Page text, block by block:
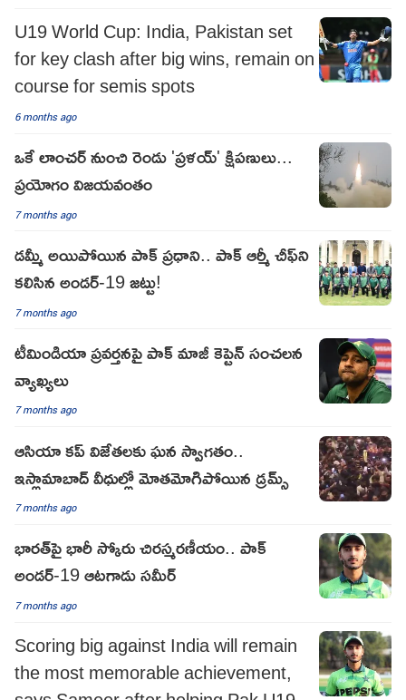
U19 World Cup: India, Pakistan set
for key clash after big wins, remain on
course for semis spots
6 months ago
ఒకే లాంచర్ నుంచి రెండు 'ప్రళయ్' క్షిపణులు...
ప్రయోగం విజయవంతం
7 months ago
డమ్మీ అయిపోయిన పాక్ ప్రధాని.. పాక్ ఆర్మీ చీఫ్⁬ని
కలిసిన అండర్-19 జట్టు!
7 months ago
టీమిండియా ప్రవర్తనపై పాక్ మాజీ కెప్టెన్ సంచలన
వ్యాఖ్యలు
7 months ago
ఆసియా క‌ప్ విజేత‌లకు ఘ‌న స్వాగ‌తం..
ఇస్లామాబాద్ వీధుల్లో మోతమోగిపోయిన డ్రమ్స్
7 months ago
భారత్‌పై భారీ స్కోరు చిరస్మరణీయం.. పాక్
అండర్-19 ఆటగాడు సమీర్
7 months ago
Scoring big against India will remain
the most memorable achievement,